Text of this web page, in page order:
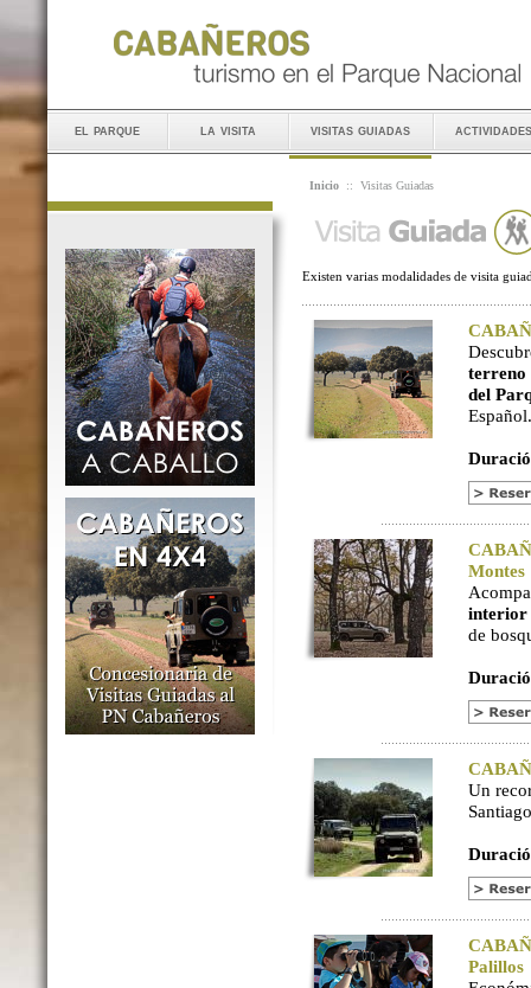
el parque la visita visitas guiadas actividades
Inicio :: Visitas Guiadas
Existen varias modalidades de visita
terreno
del
Español.
Montes
interior
de
Un
Palillos